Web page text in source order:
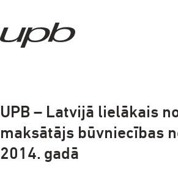
UPB – Latvijā lielākais
maksātājs būvniecības
2014. gadā